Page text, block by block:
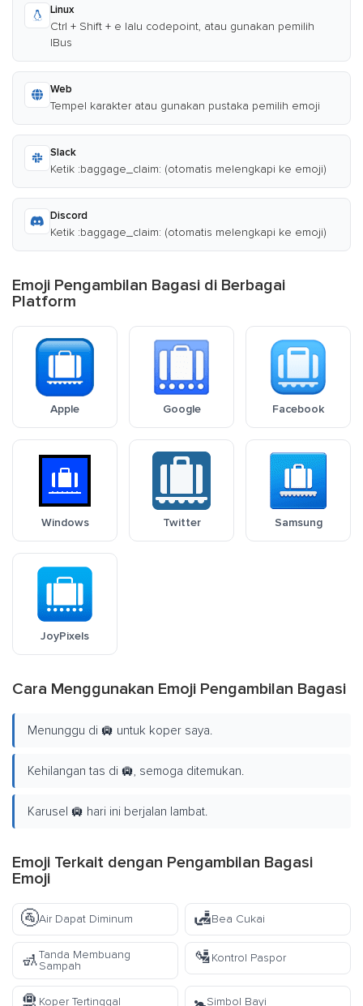
Linux
Ctrl + Shift + e lalu codepoint, atau gunakan pemilih
IBus
Web
Tempel karakter atau gunakan pustaka pemilih emoji
Slack
Ketik :baggage_claim: (otomatis melengkapi ke emoji)
Discord
Ketik :baggage_claim: (otomatis melengkapi ke emoji)
Emoji Pengambilan Bagasi di Berbagai
Platform
Apple Google Facebook
Windows Twitter Samsung
JoyPixels
Cara Menggunakan Emoji Pengambilan Bagasi
Menunggu di 🛄 untuk koper saya.
Kehilangan tas di 🛄, semoga ditemukan.
Karusel 🛄 hari ini berjalan lambat.
Emoji Terkait dengan Pengambilan Bagasi
Emoji
🚰Air Dapat Diminum 🛃Bea Cukai
🚮Tanda Membuang
Sampah
🛂Kontrol Paspor
🛅 Koper Tertinggal 🚼Simbol Bayi